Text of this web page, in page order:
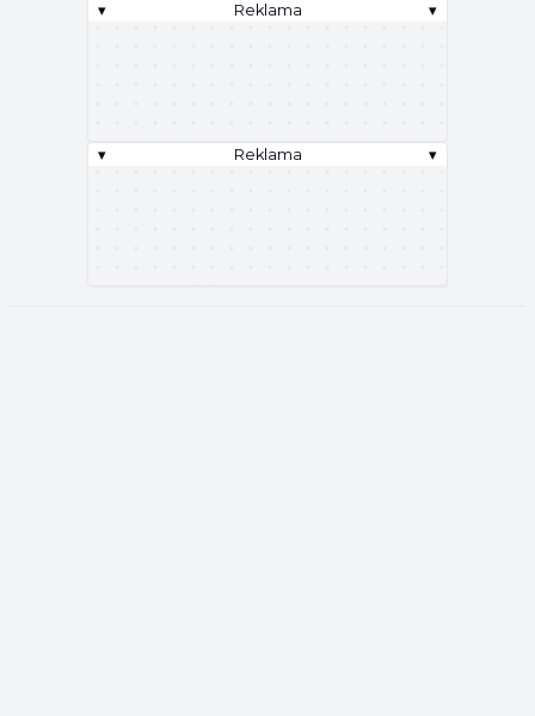
▾ Reklama ▾
▾ Reklama ▾